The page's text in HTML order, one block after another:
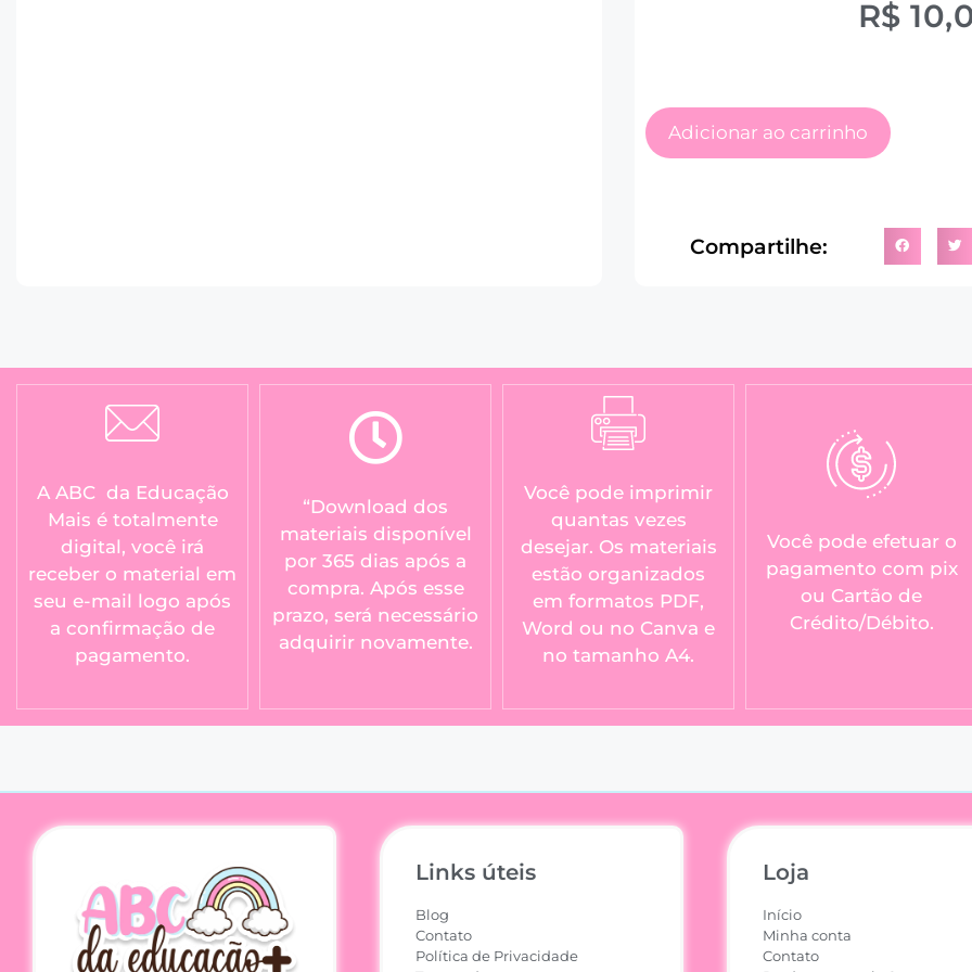
R$
Adicionar ao carrinho
Compartilhe:
A ABC da Educação
Mais é totalmente
digital, você irá
receber o material em
seu e-mail logo após
a confirmação de
pagamento.
“Download dos
materiais disponível
por 365 dias após a
compra. Após esse
prazo, será necessário
adquirir novamente.
Você pode imprimir
quantas vezes
desejar. Os materiais
estão organizados
em formatos PDF,
Word ou no Canva e
no tamanho A4.
Você pode efetuar o
pagamento com pix
ou Cartão de
Crédito/Débito.
Links úteis
Blog
Contato
Política de Privacidade
Loja
Início
Minha conta
Contato